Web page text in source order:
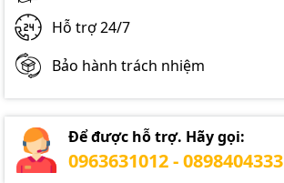
Hỗ trợ 24/7
Bảo hành trách nhiệm
Để được hỗ trợ. Hãy gọi:
0963631012 - 0898404333